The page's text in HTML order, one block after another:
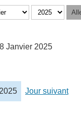
Janvier 2025
Jour suivant